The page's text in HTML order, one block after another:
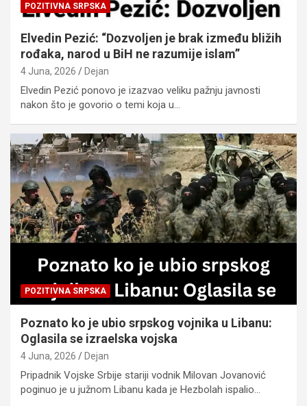
POZITIVNA SRPSKA
Elvedin Pezić: “Dozvoljen je brak između bližih
rođaka, narod u BiH ne razumije islam”
4 Juna, 2026 Dejan
Elvedin Pezić ponovo je izazvao veliku pažnju javnosti
nakon što je govorio o temi koja u…
POZITIVNA SRPSKA
Poznato ko je ubio srpskog vojnika u Libanu:
Oglasila se izraelska vojska
4 Juna, 2026 Dejan
Pripadnik Vojske Srbije stariji vodnik Milovan Jovanović
poginuo je u južnom Libanu kada je Hezbolah ispalio…